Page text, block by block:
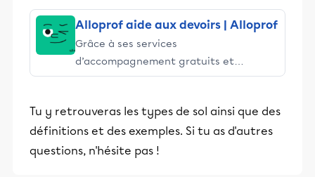
Alloprof aide aux devoirs | Alloprof
Grâce à ses services
d’accompagnement gratuits et
stimulants, Alloprof engage les élèves
éducative.
Tu y retrouveras les types de sol ainsi que des
définitions et des exemples. Si tu as d'autres
questions, n'hésite pas !